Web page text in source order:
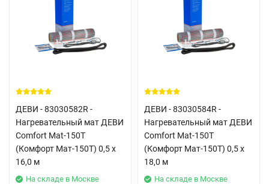
ДЕВИ - 83030582R -
Нагревательный мат ДЕВИ
Comfort Mat-150T
(Комфорт Мат-150Т) 0,5 х
16,0 м
На складе в Москве
ДЕВИ - 83030584R -
Нагревательный мат ДЕВИ
Comfort Mat-150T
(Комфорт Мат-150Т) 0,5 х
18,0 м
На складе в Москве